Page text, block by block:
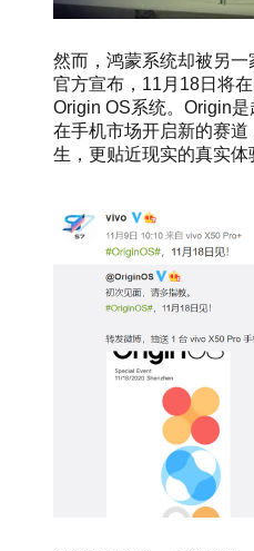
然而，鸿蒙系统却被另
官方宣布，11月18日将
Origin OS系统。Origin
在手机市场开启新的赛道
生，更贴近现实的真实体